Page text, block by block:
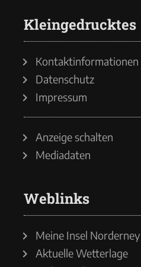
Kleingedrucktes
Kontaktinformationen
Datenschutz
Impressum
Anzeige schalten
Mediadaten
Weblinks
Meine Insel Norderney
Aktuelle Wetterlage